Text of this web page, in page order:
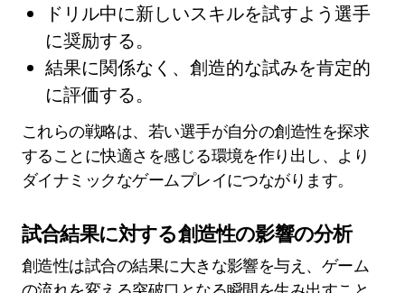
ドリル中に新しいスキルを試すよう選手
に奨励する。
結果に関係なく、創造的な試みを肯定的
に評価する。
これらの戦略は、若い選手が自分の創造性を探求
することに快適さを感じる環境を作り出し、より
ダイナミックなゲームプレイにつながります。
試合結果に対する創造性の影響の分析
創造性は試合の結果に大きな影響を与え、ゲーム